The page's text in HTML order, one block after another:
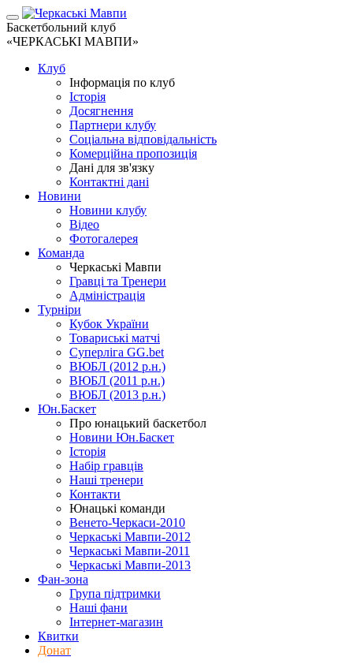
Баскетбольний клуб
«ЧЕРКАСЬКІ МАВПИ»
Клуб
Інформація по клуб
Історія
Досягнення
Партнери клубу
Соціальна відповідальність
Комерційна пропозиція
Дані для зв'язку
Контактні дані
Новини
Новини клубу
Відео
Фотогалерея
Команда
Черкаські Мавпи
Гравці та Тренери
Адміністрація
Турніри
Кубок України
Товариські матчі
Суперліга GG.bet
ВЮБЛ (2012 р.н.)
ВЮБЛ (2011 р.н.)
ВЮБЛ (2013 р.н.)
Юн.Баскет
Про юнацький баскетбол
Новини Юн.Баскет
Історія
Набір гравців
Наші тренери
Контакти
Юнацькі команди
Венето-Черкаси-2010
Черкаські Мавпи-2012
Черкаські Мавпи-2011
Черкаські Мавпи-2013
Фан-зона
Група підтримки
Наші фани
Інтернет-магазин
Квитки
Донат